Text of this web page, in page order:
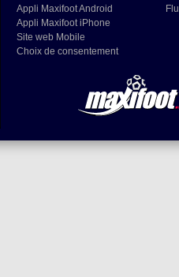
Appli Maxifoot Android
Appli Maxifoot iPhone
Site web Mobile
Choix de consentement